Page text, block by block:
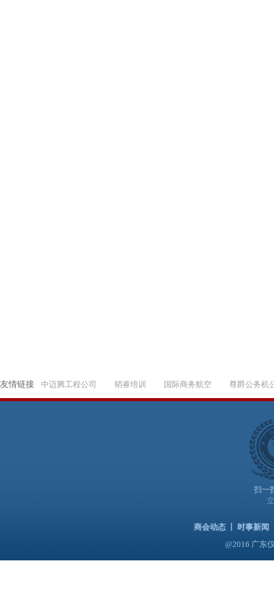
友情链接 中迈腾工程公司 韬睿培训 国际商务航空 尊爵公务机
扫一
商会动态 时事新闻
@2016 广东